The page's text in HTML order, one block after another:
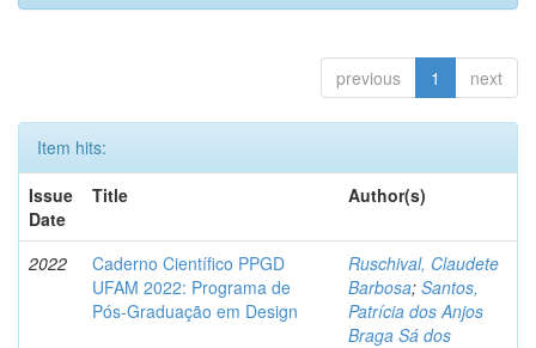
previous 1 next
Item hits:
Issue
Date
Title Author(s)
2022
Caderno Científico PPGD
UFAM 2022: Programa de
Pós-Graduação em Design
Ruschival, Claudete
Barbosa; Santos,
Patrícia dos Anjos
Braga Sá dos